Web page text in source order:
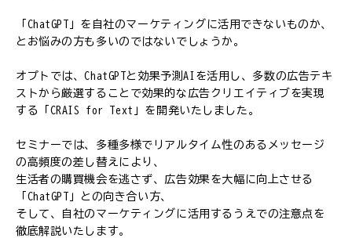
「ChatGPT」を自社のマーケティングに活用できないものか、
とお悩みの方も多いのではないでしょうか。
オプトでは、ChatGPTと効果予測AIを活用し、多数の広告テキ
ストから厳選することで効果的な広告クリエイティブを実現
する「CRAIS for Text」を開発いたしました。
セミナーでは、多種多様でリアルタイム性のあるメッセージ
の高頻度の差し替えにより、
生活者の購買機会を逃さず、広告効果を大幅に向上させる
「ChatGPT」との向き合い方、
そして、自社のマーケティングに活用するうえでの注意点を
徹底解説いたします。